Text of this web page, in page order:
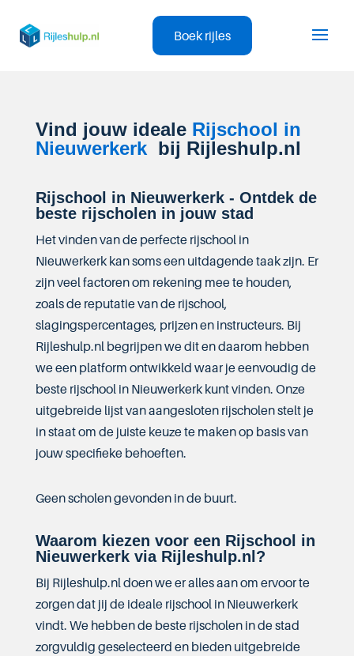
Boek rijles
Vind jouw ideale Rijschool in
Nieuwerkerk bij Rijleshulp.nl
Rijschool in Nieuwerkerk - Ontdek de
beste rijscholen in jouw stad
Het vinden van de perfecte rijschool in
Nieuwerkerk kan soms een uitdagende taak zijn. Er
zijn veel factoren om rekening mee te houden,
zoals de reputatie van de rijschool,
slagingspercentages, prijzen en instructeurs. Bij
Rijleshulp.nl begrijpen we dit en daarom hebben
we een platform ontwikkeld waar je eenvoudig de
beste rijschool in Nieuwerkerk kunt vinden. Onze
uitgebreide lijst van aangesloten rijscholen stelt je
in staat om de juiste keuze te maken op basis van
jouw specifieke behoeften.
Geen scholen gevonden in de buurt.
Waarom kiezen voor een Rijschool in
Nieuwerkerk via Rijleshulp.nl?
Bij Rijleshulp.nl doen we er alles aan om ervoor te
zorgen dat jij de ideale rijschool in Nieuwerkerk
vindt. We hebben de beste rijscholen in de stad
zorgvuldig geselecteerd en bieden uitgebreide